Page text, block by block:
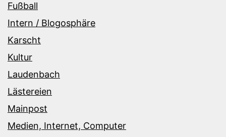
Fußball
Intern / Blogosphäre
Karscht
Kultur
Laudenbach
Lästereien
Mainpost
Medien, Internet, Computer